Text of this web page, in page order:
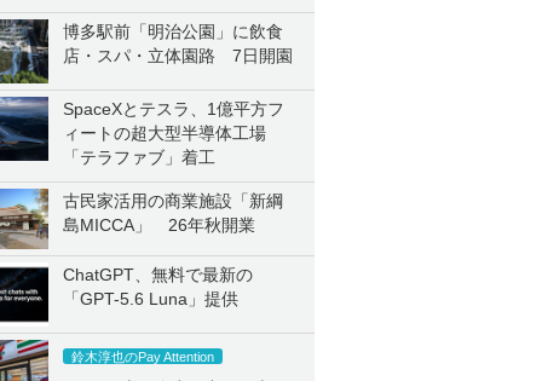
博多駅前「明治公園」に飲食
店・スパ・立体園路 7日開園
SpaceXとテスラ、1億平方フ
ィートの超大型半導体工場
「テラファブ」着工
古民家活用の商業施設「新綱
島MICCA」 26年秋開業
ChatGPT、無料で最新の
「GPT-5.6 Luna」提供
鈴木淳也のPay Attention